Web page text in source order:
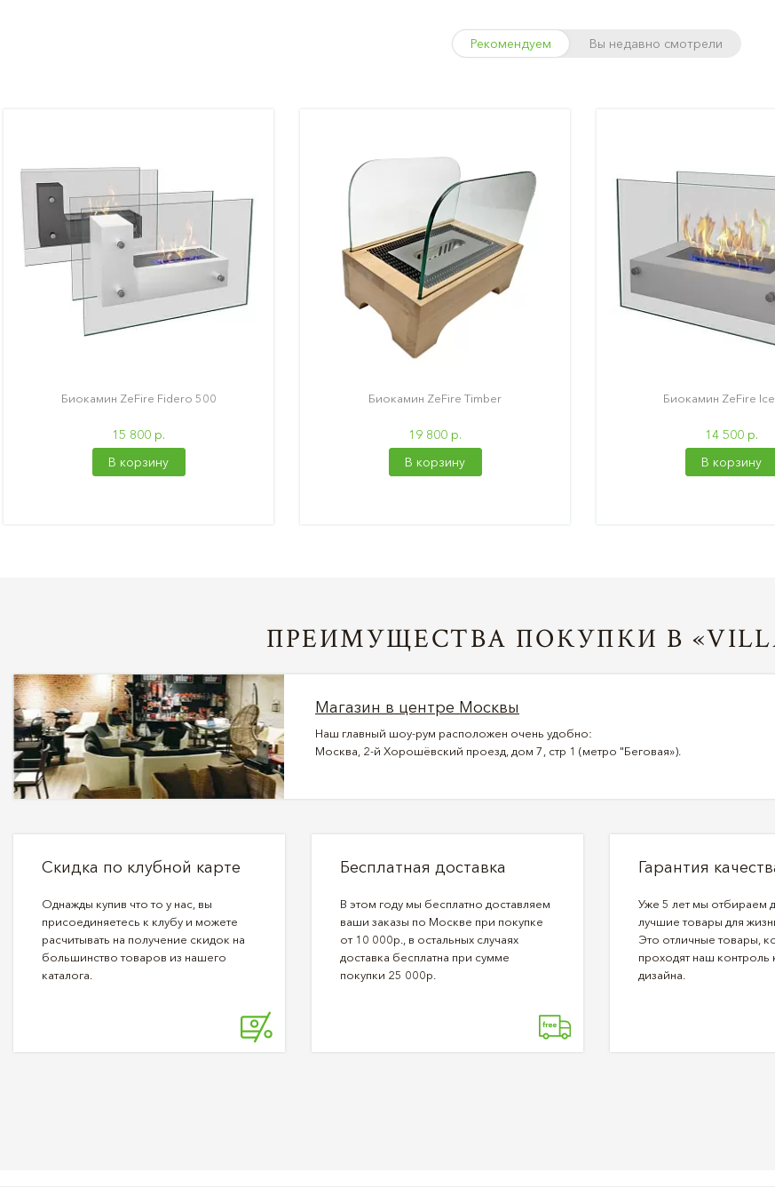
Рекомендуем Вы недавно смотрели
Биокамин ZeFire Fidero 500
15 800 р.
В корзину
Биокамин ZeFire Timber
19 800 р.
В корзину
Биокамин ZeFire
14 500 р.
В корзину
ПРЕИМУЩЕСТВА ПОКУПКИ В
Магазин в центре Москвы
Наш главный шоу-рум расположен очень удобно:
Москва, 2-й Хорошёвский проезд, дом 7, стр 1 (метро "Беговая»).
Скидка по клубной карте
Однажды купив что то у нас, вы
присоединяетесь к клубу и можете
расчитывать на получение скидок на
большинство товаров из нашего
каталога.
Бесплатная доставка
В этом году мы бесплатно доставляем
ваши заказы по Москве при покупке
от 10 000р., в остальных случаях
доставка бесплатна при сумме
покупки 25 000р.
Гарантия
Уже 5 лет мы отбираем
лучшие товары для
Это отличные товары,
проходят наш контроль
дизайна.